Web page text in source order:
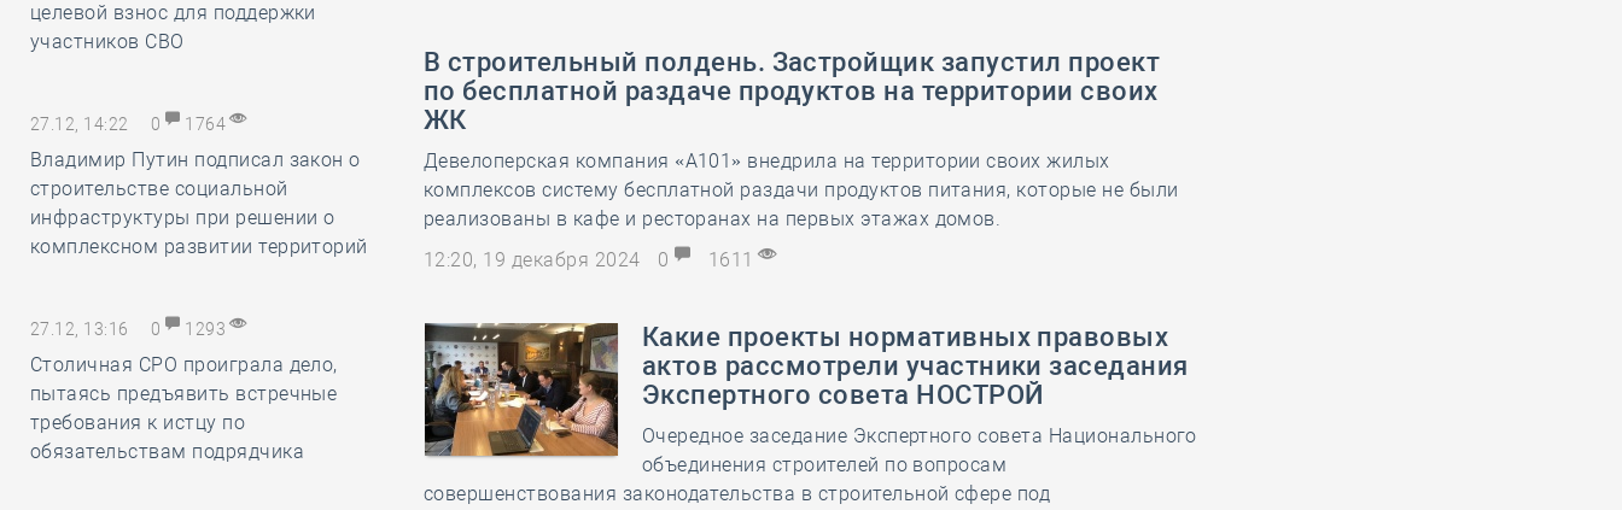
целевой взнос для поддержки
участников СВО
27.12, 14:22 0 1764
Владимир Путин подписал закон о
строительстве социальной
инфраструктуры при решении о
комплексном развитии территорий
27.12, 13:16 0 1293
Столичная СРО проиграла дело,
пытаясь предъявить встречные
требования к истцу по
обязательствам подрядчика
В строительный полдень. Застройщик запустил проект
по бесплатной раздаче продуктов на территории своих
ЖК
Девелоперская компания «А101» внедрила на территории своих жилых
комплексов систему бесплатной раздачи продуктов питания, которые не были
реализованы в кафе и ресторанах на первых этажах домов.
12:20, 19 декабря 2024
0 1611
Какие проекты нормативных правовых
актов рассмотрели участники заседания
Экспертного совета НОСТРОЙ
Очередное заседание Экспертного совета Национального
объединения строителей по вопросам
совершенствования законодательства в строительной сфере под